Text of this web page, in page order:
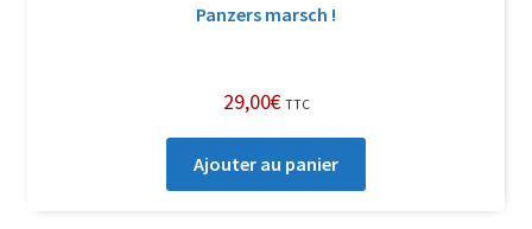
Panzers marsch !
29,00€ TTC
Ajouter au panier